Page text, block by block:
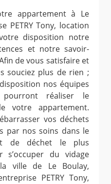
appartement à Le
PETRY Tony, location
disposition notre
et notre savoir-
de vous satisfaire et
souciez plus de rien ;
nos équipes
réaliser le
votre appartement.
vos déchets
par nos soins dans le
de déchet le plus
s’occuper du vidage
ville de Le Boulay,
PETRY Tony,